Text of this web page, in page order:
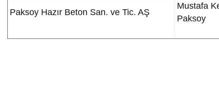
Paksoy Hazır Beton San. ve Tic. AŞ
Mustafa
Paksoy